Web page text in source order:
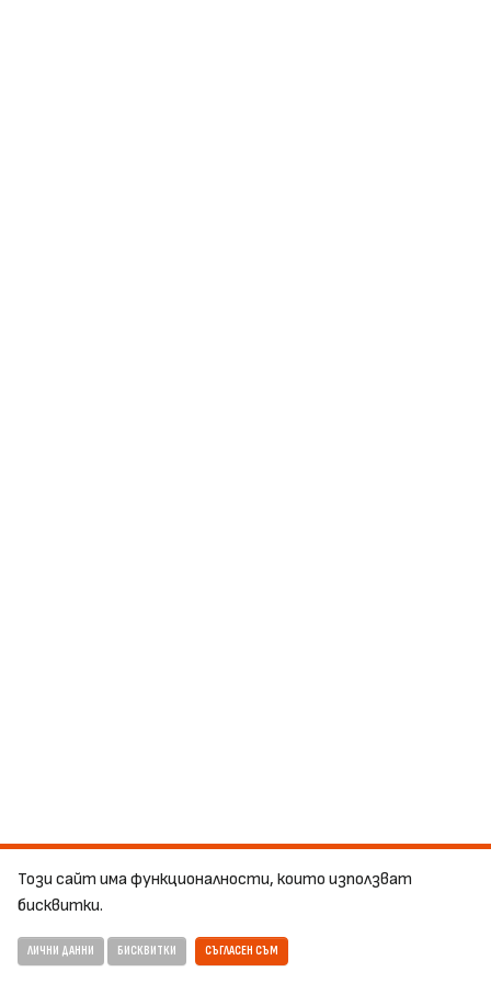
Този сайт има функционалности, които използват
бисквитки.
ЛИЧНИ ДАННИ БИСКВИТКИ СЪГЛАСЕН СЪМ